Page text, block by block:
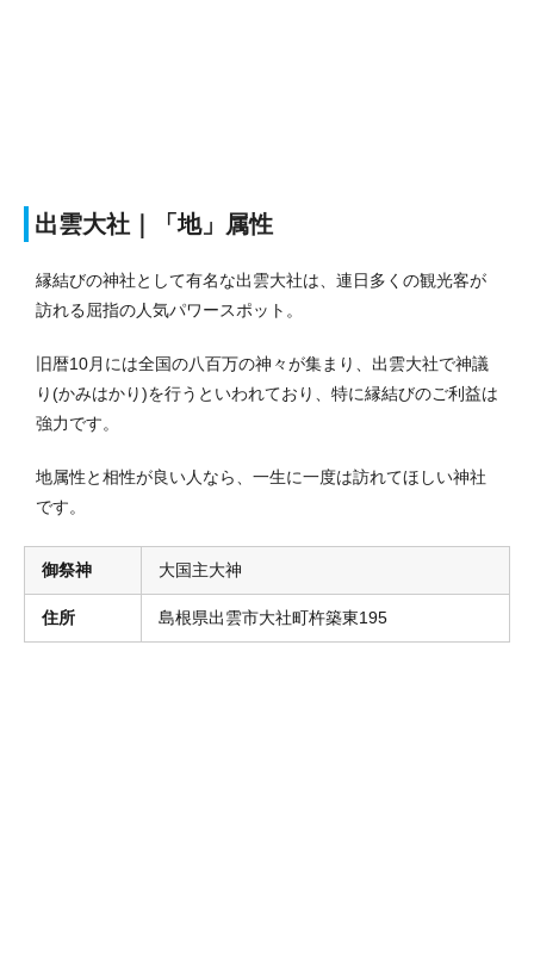
出雲大社｜「地」属性
縁結びの神社として有名な出雲大社は、連日多くの観光客が
訪れる屈指の人気パワースポット。
旧暦10月には全国の八百万の神々が集まり、出雲大社で神議
り(かみはかり)を行うといわれており、特に縁結びのご利益は
強力です。
地属性と相性が良い人なら、一生に一度は訪れてほしい神社
です。
御祭神 大国主大神
住所 島根県出雲市大社町杵築東195